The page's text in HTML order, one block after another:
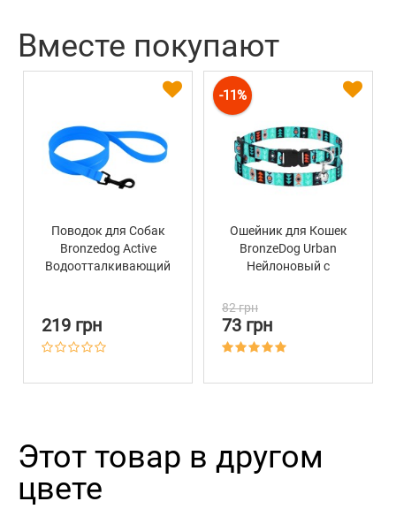
Вместе покупают
Поводок для Собак
Bronzedog Active
Водоотталкивающий
Покрытием Голубой
219 грн
-11%
Ошейник для Кошек
BronzeDog Urban
Нейлоновый с
Колокольчиком Инки
82 грн
73 грн
Этот товар в другом
цвете